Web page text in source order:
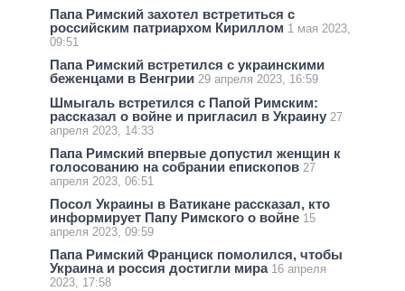
Папа Римский захотел встретиться с
российским патриархом Кириллом 1 мая 2023,
09:51
Папа Римский встретился с украинскими
беженцами в Венгрии 29 апреля 2023, 16:59
Шмыгаль встретился с Папой Римским:
рассказал о войне и пригласил в Украину 27
апреля 2023, 14:33
Папа Римский впервые допустил женщин к
голосованию на собрании епископов 27
апреля 2023, 06:51
Посол Украины в Ватикане рассказал, кто
информирует Папу Римского о войне 15
апреля 2023, 09:59
Папа Римский Франциск помолился, чтобы
Украина и россия достигли мира 16 апреля
2023, 17:58